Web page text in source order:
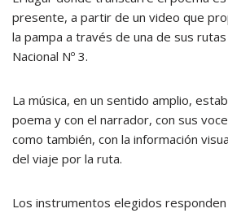
presente, a partir de un video que
la pampa a través de una de sus
Nacional Nº 3.
La música, en un sentido amplio,
poema y con el narrador, con sus
como también, con la información
del viaje por la ruta.
Los instrumentos elegidos